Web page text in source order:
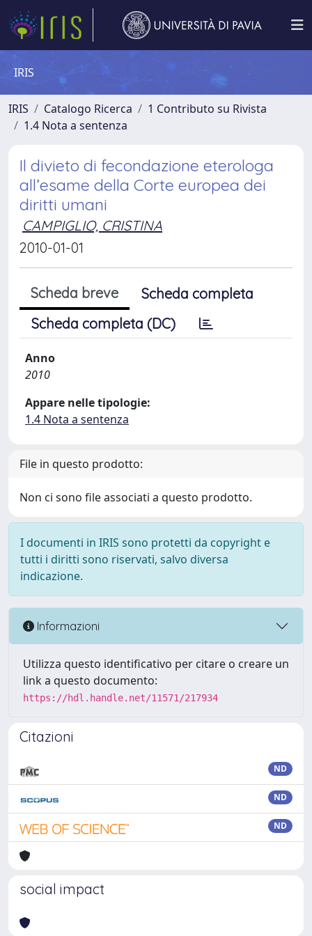
IRIS
IRIS Catalogo Ricerca
1 Contributo su Rivista
1.4 Nota a sentenza
Il divieto di fecondazione eterologa
all’esame della Corte europea dei
diritti umani
CAMPIGLIO, CRISTINA
2010-01-01
Scheda breve
Scheda completa
Scheda completa (DC)
Anno
2010
Appare nelle tipologie:
1.4 Nota a sentenza
File in questo prodotto:
Non ci sono file associati a questo prodotto.
I documenti in IRIS sono protetti da copyright e
tutti i diritti sono riservati, salvo diversa
indicazione.
Informazioni
Utilizza questo identificativo per citare o creare un
link a questo documento:
https://hdl.handle.net/11571/217934
Citazioni
ND
ND
ND
social impact